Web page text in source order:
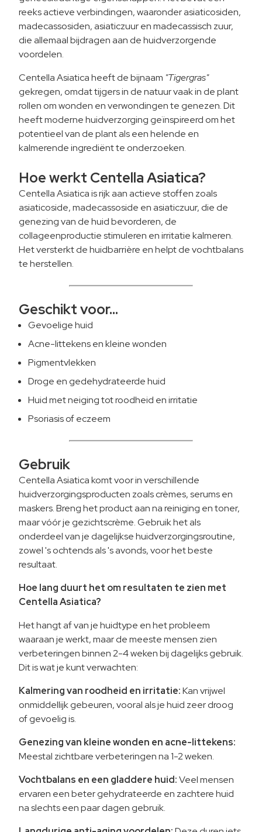
reeks actieve verbindingen, waaronder asiaticosiden,
madecassosiden, asiaticzuur en madecassisch zuur,
die allemaal bijdragen aan de huidverzorgende
voordelen.
Centella Asiatica heeft de bijnaam "Tigergras"
gekregen, omdat tijgers in de natuur vaak in de plant
rollen om wonden en verwondingen te genezen. Dit
heeft moderne huidverzorging geïnspireerd om het
potentieel van de plant als een helende en
kalmerende ingrediënt te onderzoeken.
Hoe werkt Centella Asiatica?
Centella Asiatica is rijk aan actieve stoffen zoals
asiaticoside, madecassoside en asiaticzuur, die de
genezing van de huid bevorderen, de
collageenproductie stimuleren en irritatie kalmeren.
Het versterkt de huidbarrière en helpt de vochtbalans
te herstellen.
Geschikt voor...
Gevoelige huid
Acne-littekens en kleine wonden
Pigmentvlekken
Droge en gedehydrateerde huid
Huid met neiging tot roodheid en irritatie
Psoriasis of eczeem
Gebruik
Centella Asiatica komt voor in verschillende
huidverzorgingsproducten zoals crèmes, serums en
maskers. Breng het product aan na reiniging en toner,
maar vóór je gezichtscrème. Gebruik het als
onderdeel van je dagelijkse huidverzorgingsroutine,
zowel 's ochtends als 's avonds, voor het beste
resultaat.
Hoe lang duurt het om resultaten te zien met
Centella Asiatica?
Het hangt af van je huidtype en het probleem
waaraan je werkt, maar de meeste mensen zien
verbeteringen binnen 2-4 weken bij dagelijks gebruik.
Dit is wat je kunt verwachten:
Kalmering van roodheid en irritatie:Kan vrijwel
onmiddellijk gebeuren, vooral als je huid zeer droog
of gevoelig is.
Genezing van kleine wonden en acne-littekens:
Meestal zichtbare verbeteringen na 1-2 weken.
Vochtbalans en een gladdere huid:Veel mensen
ervaren een beter gehydrateerde en zachtere huid
na slechts een paar dagen gebruik.